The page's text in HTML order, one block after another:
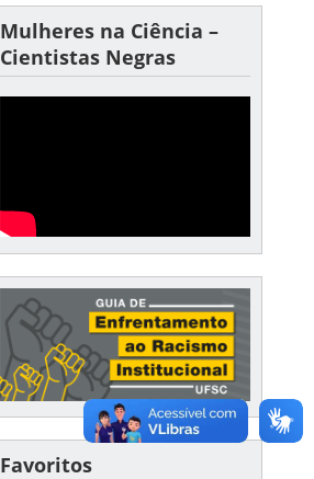
Mulheres na Ciência –
Cientistas Negras
Favoritos